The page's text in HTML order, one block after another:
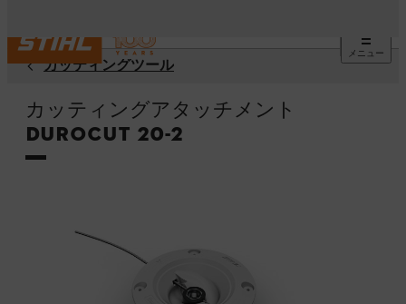
メニュー
カッティングツール
カッティングアタッチメント
DuroCut 20-2